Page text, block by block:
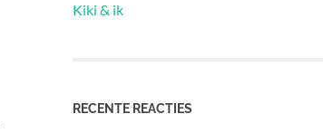
Kiki & ik
RECENTE REACTIES